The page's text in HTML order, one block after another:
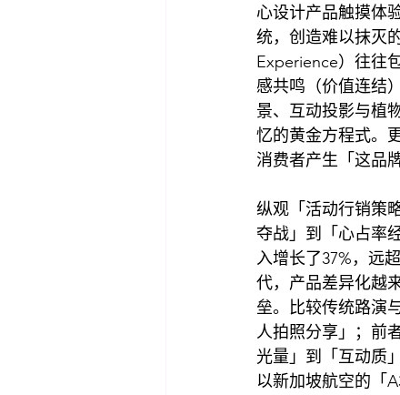
心设计产品触摸体
统，创造难以抹灭
Experience）往往
感共鸣（价值连结
景、互动投影与植
忆的黄金方程式。
消费者产生「这品
纵观「活动行销策
夺战」到「心占率
入增长了37%，远
代，产品差异化越
垒。比较传统路演
人拍照分享」；前
光量」到「互动质
以新加坡航空的「